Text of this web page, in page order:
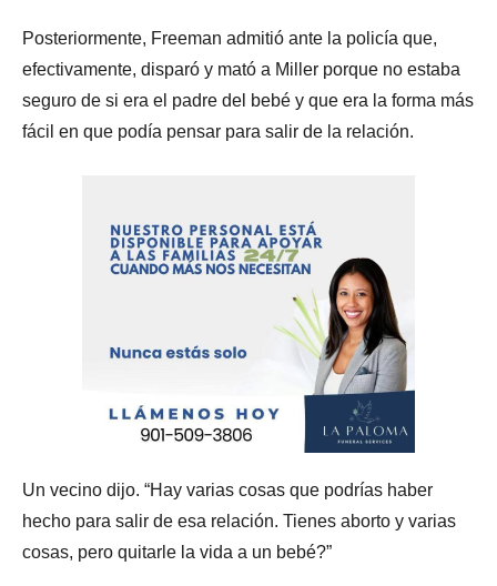
Posteriormente, Freeman admitió ante la policía que,
efectivamente, disparó y mató a Miller porque no estaba
seguro de si era el padre del bebé y que era la forma más
fácil en que podía pensar para salir de la relación.
Un vecino dijo. “Hay varias cosas que podrías haber
hecho para salir de esa relación. Tienes aborto y varias
cosas, pero quitarle la vida a un bebé?”